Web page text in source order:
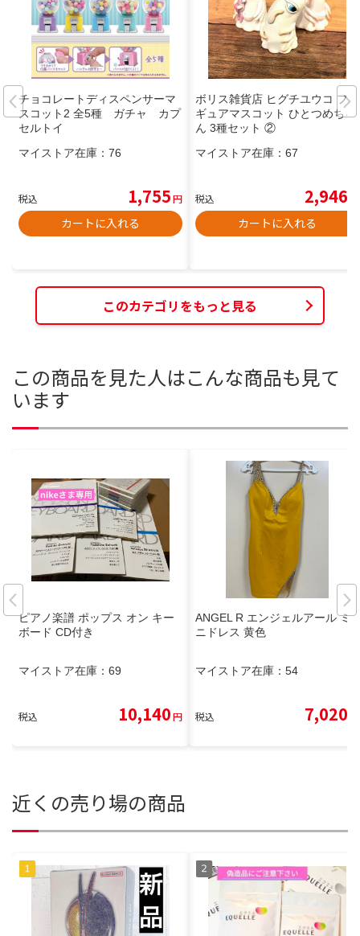
チョコレートディスペンサーマ
スコット2 全5種 ガチャ カプ
セルトイ
マイストア在庫： 76
税込 1,755円
カートに入れる
ボリス雑貨店 ヒグチユウコ フィ
ギュアマスコット ひとつめちゃ
ん 3種セット ②
マイストア在庫： 67
税込 2,946
カートに入れる
このカテゴリをもっと見る
この商品を見た人はこんな商品も見て
います
ピアノ楽譜 ポップス オン キー
ボード CD付き
マイストア在庫： 69
税込 10,140円
ANGEL R エンジェルアール ミ
ニドレス 黄色
マイストア在庫： 54
税込 7,020
近くの売り場の商品